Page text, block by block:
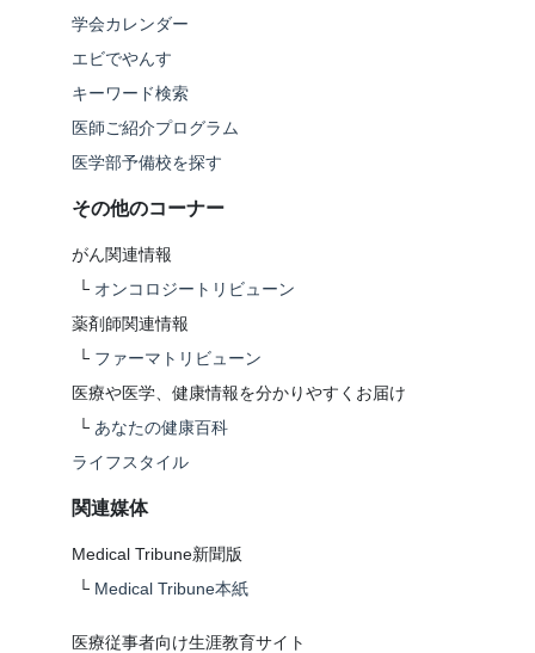
学会カレンダー
エビでやんす
キーワード検索
医師ご紹介プログラム
医学部予備校を探す
その他のコーナー
がん関連情報
└ オンコロジートリビューン
薬剤師関連情報
└ ファーマトリビューン
医療や医学、健康情報を分かりやすくお届け
└ あなたの健康百科
ライフスタイル
関連媒体
Medical Tribune新聞版
└ Medical Tribune本紙
医療従事者向け生涯教育サイト